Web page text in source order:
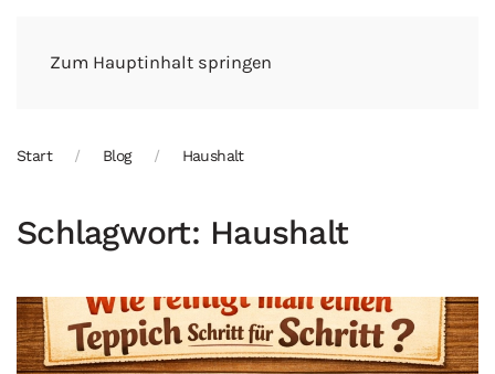
Zum Hauptinhalt springen
Start Blog Haushalt
Schlagwort: Haushalt